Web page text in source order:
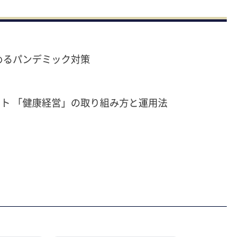
パンデミック対策
「健康経営」の取り組み方と運用法